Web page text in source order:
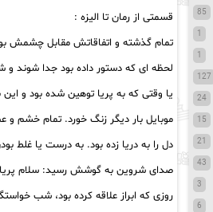
قسمتی از رمان تا الیزه :
تمام گذشته و اتفاقاتش مقابل چشمش
لحظه ای که دستور داده بود جدا شوند و
یا وقتی که به پریا توهین شده بود و
موبایل بار دیگر زنگ خورد. تمام خشم
دل را به دریا زده بود. به درست یا غلط
صدای شروین به گوشش رسید: سلام
روزی که ابراز علاقه کرده بود، شب
85
1
1
127
24
15
21
43
3
6